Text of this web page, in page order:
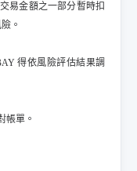
易金額之一部分暫時扣
。
得依風險評估結果調
帳單。